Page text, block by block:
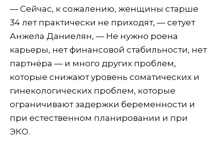
— Сейчас, к сожалению, женщины старше
34 лет практически не приходят, — сетует
Анжела Даниелян, — Не нужно роена
карьеры, нет финансовой стабильности, нет
партнёра — и много других проблем,
которые снижают уровень соматических и
гинекологических проблем, которые
ограничивают задержки беременности и
при естественном планировании и при
ЭКО.